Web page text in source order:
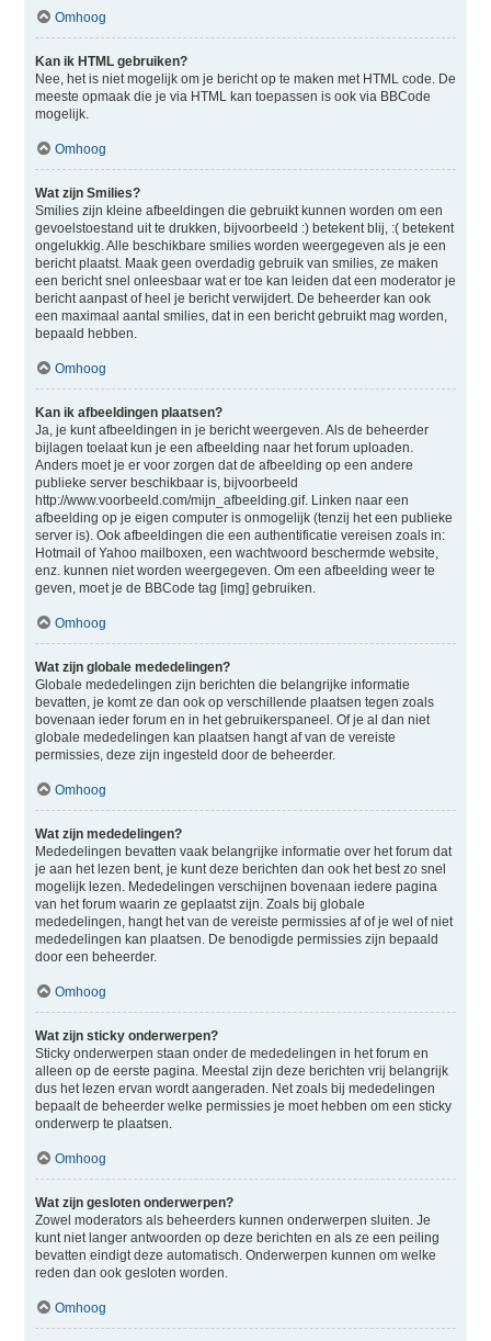
Omhoog
Kan ik HTML gebruiken?
Nee, het is niet mogelijk om je bericht op te maken met HTML code. De
meeste opmaak die je via HTML kan toepassen is ook via BBCode
mogelijk.
Omhoog
Wat zijn Smilies?
Smilies zijn kleine afbeeldingen die gebruikt kunnen worden om een
gevoelstoestand uit te drukken, bijvoorbeeld :) betekent blij, :( betekent
ongelukkig. Alle beschikbare smilies worden weergegeven als je een
bericht plaatst. Maak geen overdadig gebruik van smilies, ze maken
een bericht snel onleesbaar wat er toe kan leiden dat een moderator je
bericht aanpast of heel je bericht verwijdert. De beheerder kan ook
een maximaal aantal smilies, dat in een bericht gebruikt mag worden,
bepaald hebben.
Omhoog
Kan ik afbeeldingen plaatsen?
Ja, je kunt afbeeldingen in je bericht weergeven. Als de beheerder
bijlagen toelaat kun je een afbeelding naar het forum uploaden.
Anders moet je er voor zorgen dat de afbeelding op een andere
publieke server beschikbaar is, bijvoorbeeld
http://www.voorbeeld.com/mijn_afbeelding.gif. Linken naar een
afbeelding op je eigen computer is onmogelijk (tenzij het een publieke
server is). Ook afbeeldingen die een authentificatie vereisen zoals in:
Hotmail of Yahoo mailboxen, een wachtwoord beschermde website,
enz. kunnen niet worden weergegeven. Om een afbeelding weer te
geven, moet je de BBCode tag [img] gebruiken.
Omhoog
Wat zijn globale mededelingen?
Globale mededelingen zijn berichten die belangrijke informatie
bevatten, je komt ze dan ook op verschillende plaatsen tegen zoals
bovenaan ieder forum en in het gebruikerspaneel. Of je al dan niet
globale mededelingen kan plaatsen hangt af van de vereiste
permissies, deze zijn ingesteld door de beheerder.
Omhoog
Wat zijn mededelingen?
Mededelingen bevatten vaak belangrijke informatie over het forum dat
je aan het lezen bent, je kunt deze berichten dan ook het best zo snel
mogelijk lezen. Mededelingen verschijnen bovenaan iedere pagina
van het forum waarin ze geplaatst zijn. Zoals bij globale
mededelingen, hangt het van de vereiste permissies af of je wel of niet
mededelingen kan plaatsen. De benodigde permissies zijn bepaald
door een beheerder.
Omhoog
Wat zijn sticky onderwerpen?
Sticky onderwerpen staan onder de mededelingen in het forum en
alleen op de eerste pagina. Meestal zijn deze berichten vrij belangrijk
dus het lezen ervan wordt aangeraden. Net zoals bij mededelingen
bepaalt de beheerder welke permissies je moet hebben om een sticky
onderwerp te plaatsen.
Omhoog
Wat zijn gesloten onderwerpen?
Zowel moderators als beheerders kunnen onderwerpen sluiten. Je
kunt niet langer antwoorden op deze berichten en als ze een peiling
bevatten eindigt deze automatisch. Onderwerpen kunnen om welke
reden dan ook gesloten worden.
Omhoog